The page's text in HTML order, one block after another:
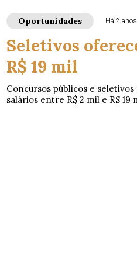
Oportunidades Há 2 anos
Seletivos
R$ 19 mil
Concursos públicos e
salários entre R$ 2 mil e R$ 19